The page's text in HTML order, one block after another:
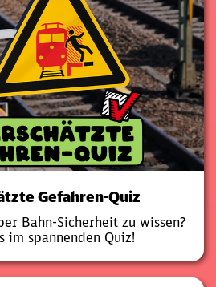
Gefahren-Quiz
Bahn-Sicherheit zu wissen?
im spannenden Quiz!